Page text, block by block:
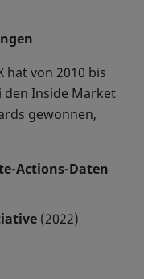
hat von 2010 bis
den Inside Market
gewonnen,
Actions-Daten
(2022)